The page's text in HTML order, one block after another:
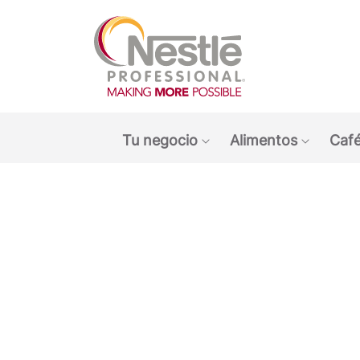
Tu negocio
Show submenu: Tu
Alimentos
Show